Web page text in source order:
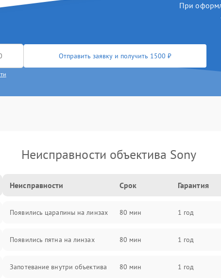
При
Отправить заявку и получить 1500 ₽
Неисправности объектива Sony
Неисправности Срок Гарантия
Появились царапины на линзах 80 мин 1 год
Появились пятна на линзах 80 мин 1 год
Запотевание внутри объектива 80 мин 1 год